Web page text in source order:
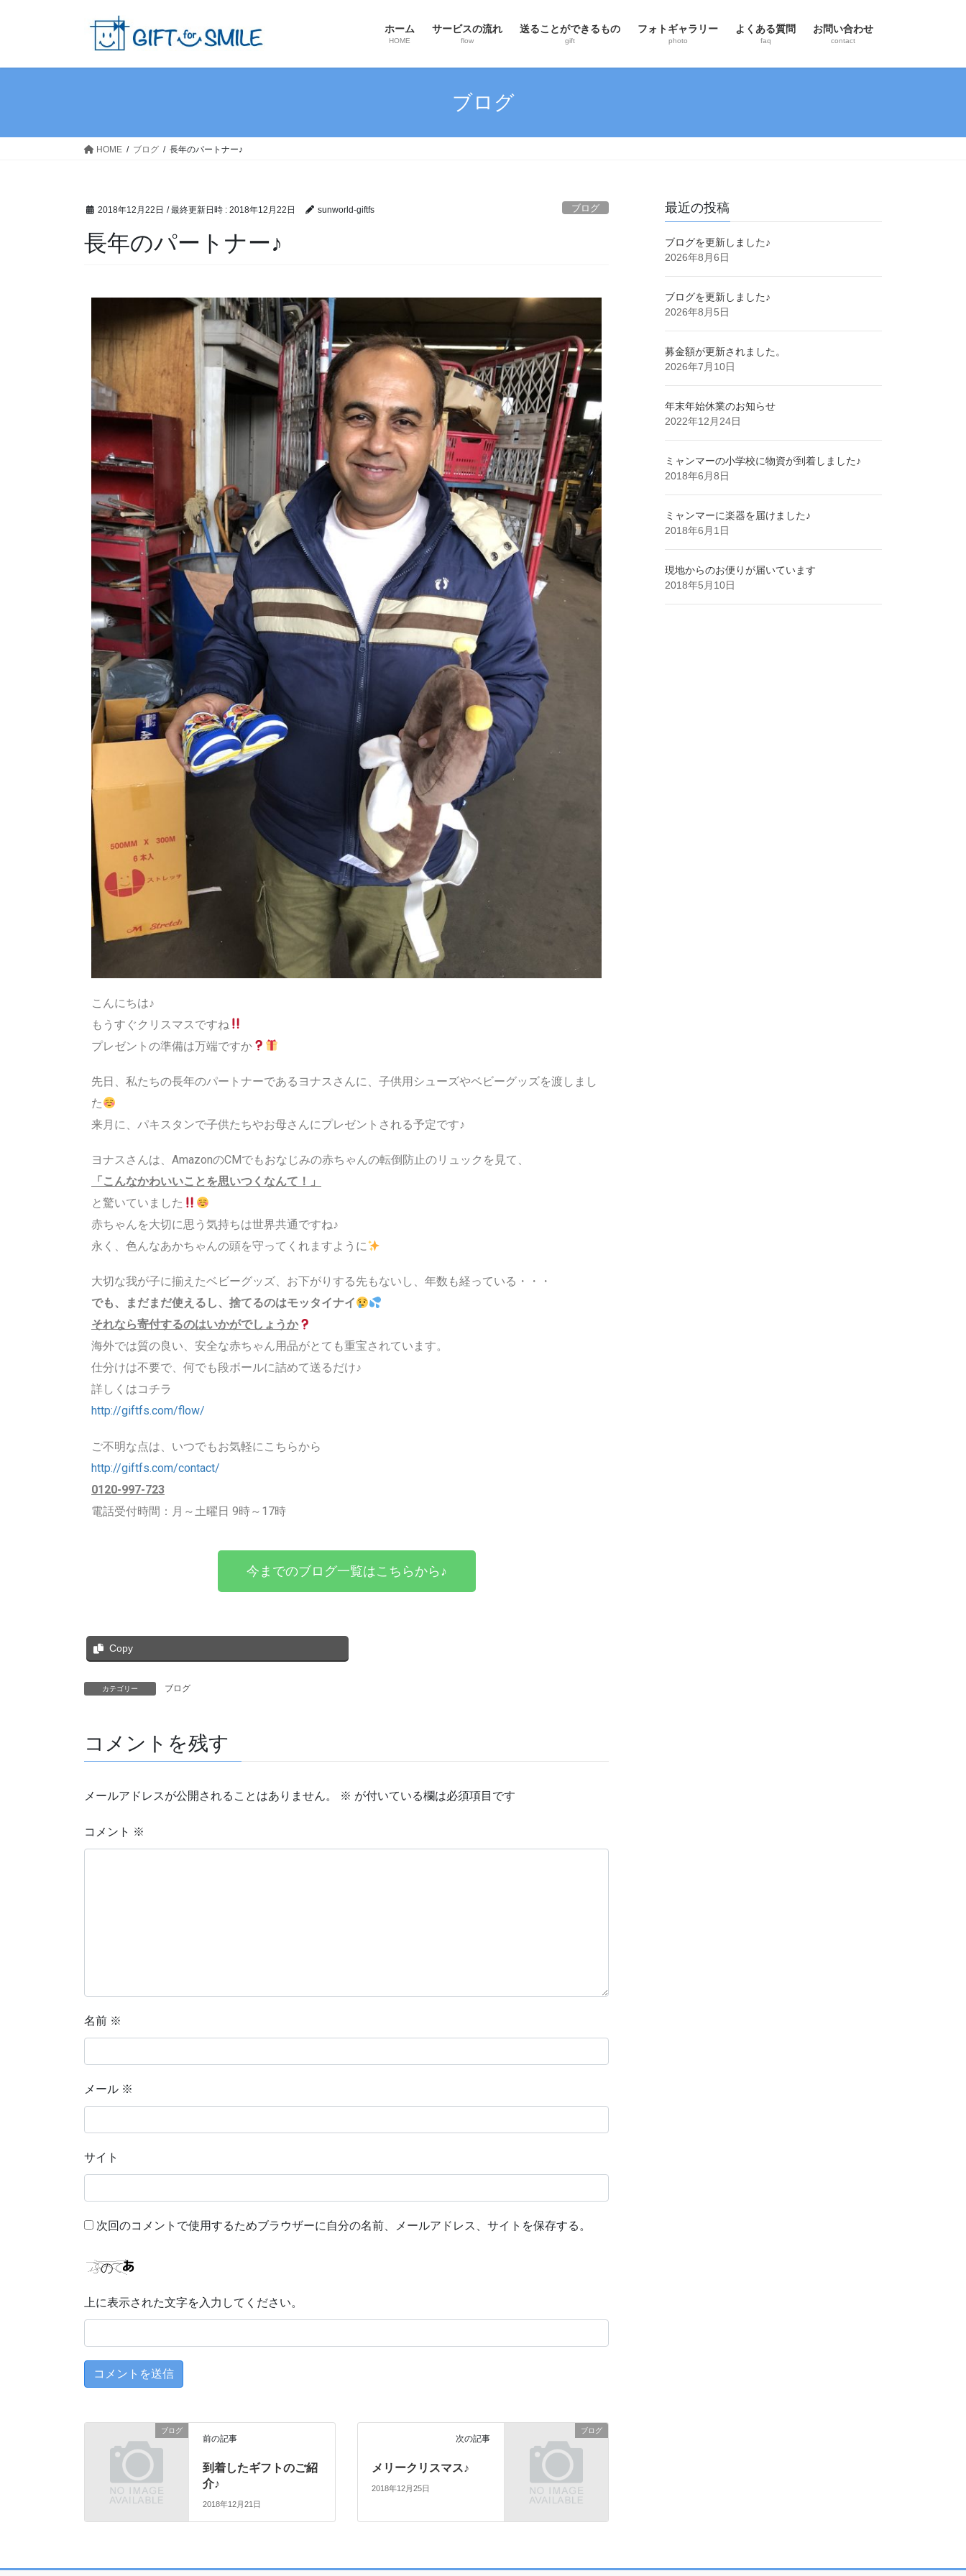
ホーム
HOME
サービスの流れ
flow
送ることができるもの
gift
フォトギャラリー
photo
よくある質問
faq
お問い合わせ
contact
ブログ
HOME ブログ 長年のパートナー♪
2018年12月22日 / 最終更新日時 : 2018年12月22日 sunworld-giftfs ブログ
長年のパートナー♪
こんにちは♪
もうすぐクリスマスですね
プレゼントの準備は万端ですか
先日、私たちの長年のパートナーであるヨナスさんに、子供用シューズやベビーグッズを渡しまし
た
来月に、パキスタンで子供たちやお母さんにプレゼントされる予定です♪
ヨナスさんは、AmazonのCMでもおなじみの赤ちゃんの転倒防止のリュックを見て、
「こんなかわいいことを思いつくなんて！」
と驚いていました
赤ちゃんを大切に思う気持ちは世界共通ですね♪
永く、色んなあかちゃんの頭を守ってくれますように
大切な我が子に揃えたベビーグッズ、お下がりする先もないし、年数も経っている・・・
でも、まだまだ使えるし、捨てるのはモッタイナイ
それなら寄付するのはいかがでしょうか
海外では質の良い、安全な赤ちゃん用品がとても重宝されています。
仕分けは不要で、何でも段ボールに詰めて送るだけ♪
詳しくはコチラ
http://giftfs.com/flow/
ご不明な点は、いつでもお気軽にこちらから
http://giftfs.com/contact/
0120-997-723
電話受付時間：月～土曜日 9時～17時
今までのブログ一覧はこちらから♪
Copy
カテゴリー ブログ
コメントを残す
メールアドレスが公開されることはありません。 ※ が付いている欄は必須項目です
コメント ※
名前 ※
メール ※
サイト
次回のコメントで使用するためブラウザーに自分の名前、メールアドレス、サイトを保存する。
上に表示された文字を入力してください。
ブログ
前の記事
到着したギフトのご紹
介♪
2018年12月21日
ブログ
次の記事
メリークリスマス♪
2018年12月25日
最近の投稿
ブログを更新しました♪
2026年8月6日
ブログを更新しました♪
2026年8月5日
募金額が更新されました。
2026年7月10日
年末年始休業のお知らせ
2022年12月24日
ミャンマーの小学校に物資が到着しました♪
2018年6月8日
ミャンマーに楽器を届けました♪
2018年6月1日
現地からのお便りが届いています
2018年5月10日